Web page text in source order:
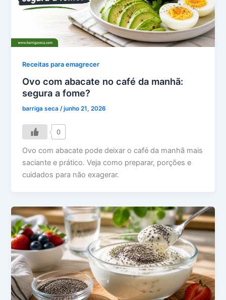
Receitas para emagrecer
Ovo com abacate no café da manhã:
segura a fome?
barriga seca/junho 21, 2026
0
Ovo com abacate pode deixar o café da manhã mais
saciante e prático. Veja como preparar, porções e
cuidados para não exagerar.